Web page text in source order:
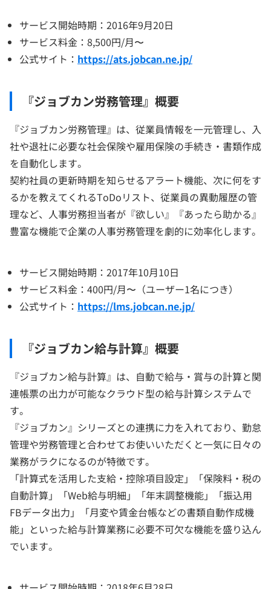
サービス開始時期：2016年9月20日
サービス料金：8,500円/月〜
公式サイト： https://ats.jobcan.ne.jp/
『ジョブカン労務管理』概要
『ジョブカン労務管理』は、従業員情報を一元管理し、入
社や退社に必要な社会保険や雇用保険の手続き・書類作成
を自動化します。
契約社員の更新時期を知らせるアラート機能、次に何をす
るかを教えてくれるToDoリスト、従業員の異動履歴の管
理など、人事労務担当者が『欲しい』『あったら助かる』
豊富な機能で企業の人事労務管理を劇的に効率化します。
サービス開始時期：2017年10月10日
サービス料金：400円/月〜（ユーザー1名につき）
公式サイト： https://lms.jobcan.ne.jp/
『ジョブカン給与計算』概要
『ジョブカン給与計算』は、自動で給与・賞与の計算と関
連帳票の出力が可能なクラウド型の給与計算システムで
す。
『ジョブカン』シリーズとの連携に力を入れており、勤怠
管理や労務管理と合わせてお使いいただくと一気に日々の
業務がラクになるのが特徴です。
「計算式を活用した支給・控除項目設定」「保険料・税の
自動計算」「Web給与明細」「年末調整機能」「振込用
FBデータ出力」「月変や賃金台帳などの書類自動作成機
能」といった給与計算業務に必要不可欠な機能を盛り込ん
でいます。